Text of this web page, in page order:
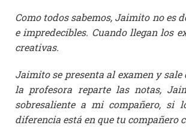
Como todos sabemos, Jaimito no es
e impredecibles. Cuando llegan los
creativas.
Jaimito se presenta al examen y
la profesora reparte las notas,
sobresaliente a mi compañero, si
diferencia está en que tu compañero